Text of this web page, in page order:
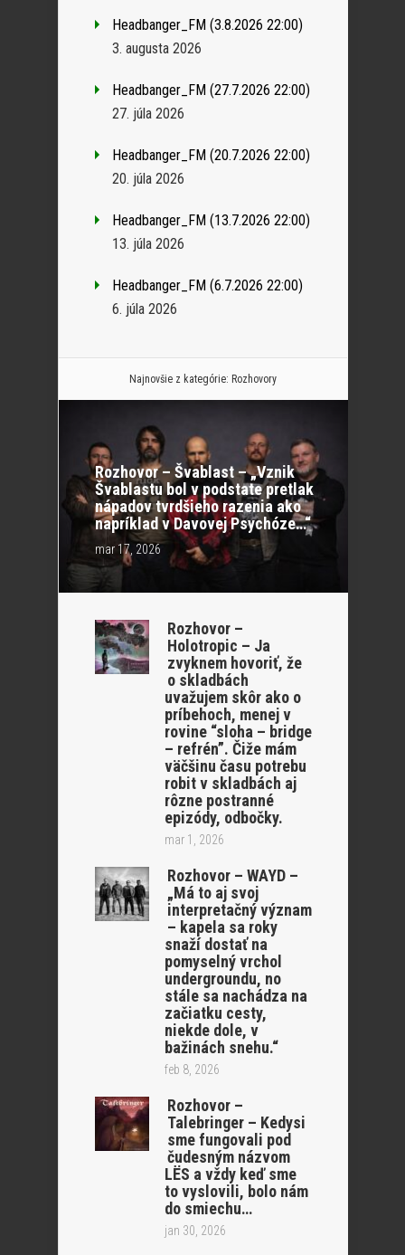
Headbanger_FM (3.8.2026 22:00)
3. augusta 2026
Headbanger_FM (27.7.2026 22:00)
27. júla 2026
Headbanger_FM (20.7.2026 22:00)
20. júla 2026
Headbanger_FM (13.7.2026 22:00)
13. júla 2026
Headbanger_FM (6.7.2026 22:00)
6. júla 2026
Najnovšie z kategórie: Rozhovory
Rozhovor – Švablast – „Vznik
Švablastu bol v podstate pretlak
nápadov tvrdšieho razenia ako
napríklad v Davovej Psychóze…“
mar 17, 2026
Rozhovor –
Holotropic – Ja
zvyknem hovoriť, že
o skladbách
uvažujem skôr ako o
príbehoch, menej v
rovine “sloha – bridge
– refrén”. Čiže mám
väčšinu času potrebu
robit v skladbách aj
rôzne postranné
epizódy, odbočky.
mar 1, 2026
Rozhovor – WAYD –
„Má to aj svoj
interpretačný význam
– kapela sa roky
snaží dostať na
pomyselný vrchol
undergroundu, no
stále sa nachádza na
začiatku cesty,
niekde dole, v
bažinách snehu.“
feb 8, 2026
Rozhovor –
Talebringer – Kedysi
sme fungovali pod
čudesným názvom
LËS a vždy keď sme
to vyslovili, bolo nám
do smiechu…
jan 30, 2026